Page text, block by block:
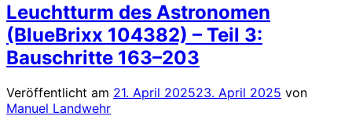
Leuchtturm des Astronomen
(BlueBrixx 104382) – Teil 3:
Bauschritte 163–203
Veröffentlicht am 21. April 202523. April 2025 von
Manuel Landwehr